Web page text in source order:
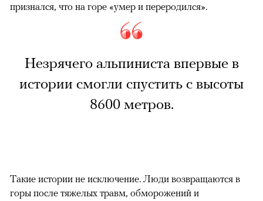
признался, что на горе «умер и переродился».
Незрячего альпиниста впервые в
истории смогли спустить с высоты
8600 метров.
Такие истории не исключение. Люди возвращаются в
горы после тяжелых травм, обморожений и